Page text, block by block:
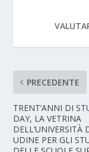
PRECEDENTE
TRENT’ANNI DI
DAY, LA VETRINA
DELL’UNIVERSITÀ
UDINE PER GLI